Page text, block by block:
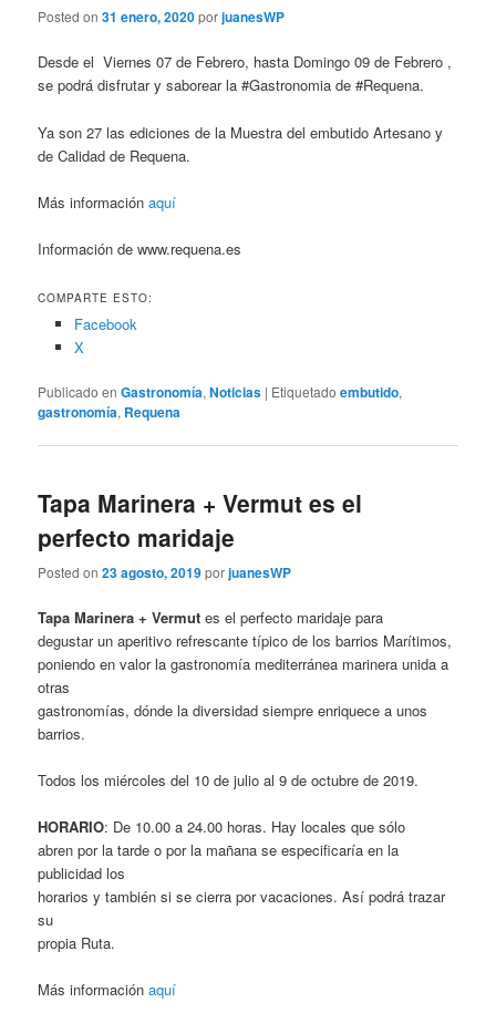
Posted on31 enero, 2020porjuanesWP
Desde el Viernes 07 de Febrero, hasta Domingo 09 de Febrero ,
se podrá disfrutar y saborear la #Gastronomia de #Requena.
Ya son 27 las ediciones de la Muestra del embutido Artesano y
de Calidad de Requena.
Más informaciónaquí
Información de www.requena.es
COMPARTE ESTO:
Facebook
X
Publicado en Gastronomía,Noticias | Etiquetado embutido,
gastronomía, Requena
Tapa Marinera + Vermut es el
perfecto maridaje
Posted on23 agosto, 2019porjuanesWP
Tapa Marinera + Vermut es el perfecto maridaje para
degustar un aperitivo refrescante típico de los barrios Marítimos,
poniendo en valor la gastronomía mediterránea marinera unida a
otras
gastronomías, dónde la diversidad siempre enriquece a unos
barrios.
Todos los miércoles del 10 de julio al 9 de octubre de 2019.
HORARIO: De 10.00 a 24.00 horas. Hay locales que sólo
abren por la tarde o por la mañana se especificaría en la
publicidad los
horarios y también si se cierra por vacaciones. Así podrá trazar
su
propia Ruta.
Más informaciónaquí